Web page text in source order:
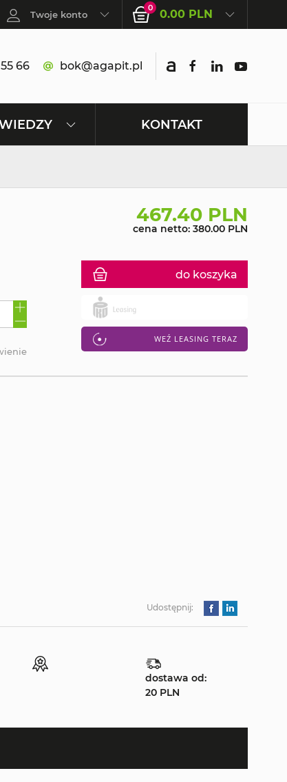
Twoje konto
0 0.00 PLN
66 bok@agapit.pl
KONTAKT
467.40 PLN
cena netto: 380.00 PLN
do koszyka
WEŹ LEASING TERAZ
Udostępnij:
dostawa od:
20 PLN